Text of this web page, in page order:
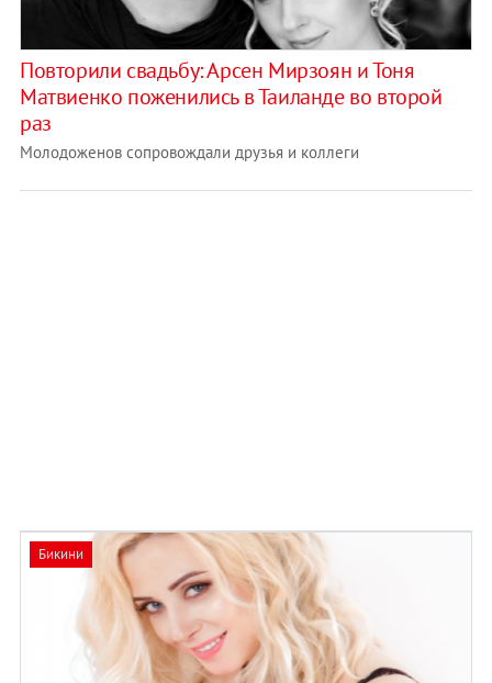
Повторили свадьбу: Арсен Мирзоян и Тоня
Матвиенко поженились в Таиланде во второй
раз
Молодоженов сопровождали друзья и коллеги
Бикини